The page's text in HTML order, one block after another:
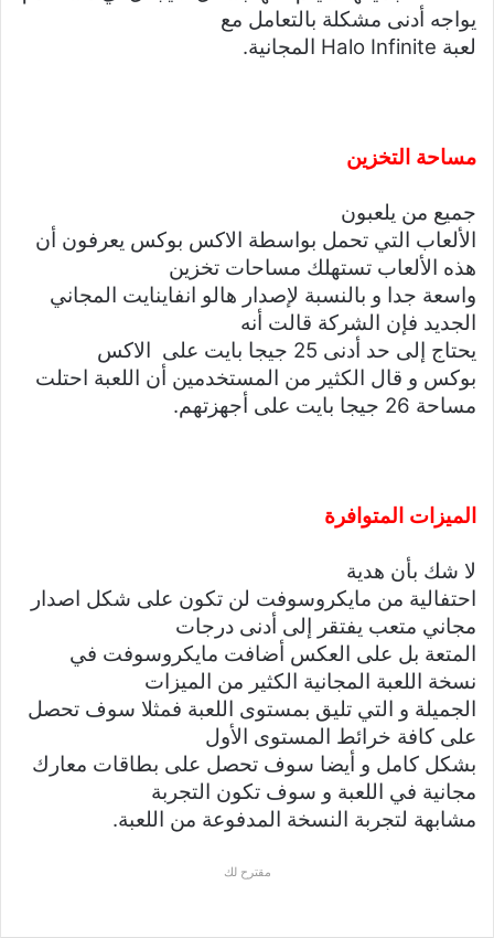
يواجه أدنى مشكلة بالتعامل مع
لعبة Halo Infinite المجانية.
مساحة التخزين
جميع من يلعبون
الألعاب التي تحمل بواسطة الاكس بوكس يعرفون أن
هذه الألعاب تستهلك مساحات تخزين
واسعة جدا و بالنسبة لإصدار هالو انفاينايت المجاني
الجديد فإن الشركة قالت أنه
يحتاج إلى حد أدنى 25 جيجا بايت على الاكس
بوكس و قال الكثير من المستخدمين أن اللعبة احتلت
مساحة 26 جيجا بايت على أجهزتهم.
الميزات المتوافرة
لا شك بأن هدية
احتفالية من مايكروسوفت لن تكون على شكل اصدار
مجاني متعب يفتقر إلى أدنى درجات
المتعة بل على العكس أضافت مايكروسوفت في
نسخة اللعبة المجانية الكثير من الميزات
الجميلة و التي تليق بمستوى اللعبة فمثلا سوف تحصل
على كافة خرائط المستوى الأول
بشكل كامل و أيضا سوف تحصل على بطاقات معارك
مجانية في اللعبة و سوف تكون التجربة
مشابهة لتجربة النسخة المدفوعة من اللعبة.
مقترح لك